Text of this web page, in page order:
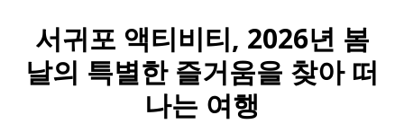
서귀포 액티비티, 2026년 봄
날의 특별한 즐거움을 찾아 떠
나는 여행